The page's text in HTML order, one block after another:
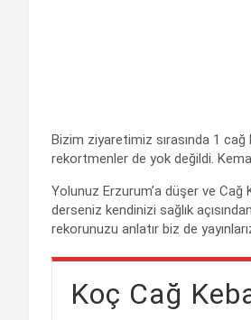
Bizim ziyaretimiz sırasında 1
rekortmenler de yok değildi.
Yolunuz Erzurum’a düşer ve
derseniz kendinizi sağlık
rekorunuzu anlatır biz de
Koç Cağ